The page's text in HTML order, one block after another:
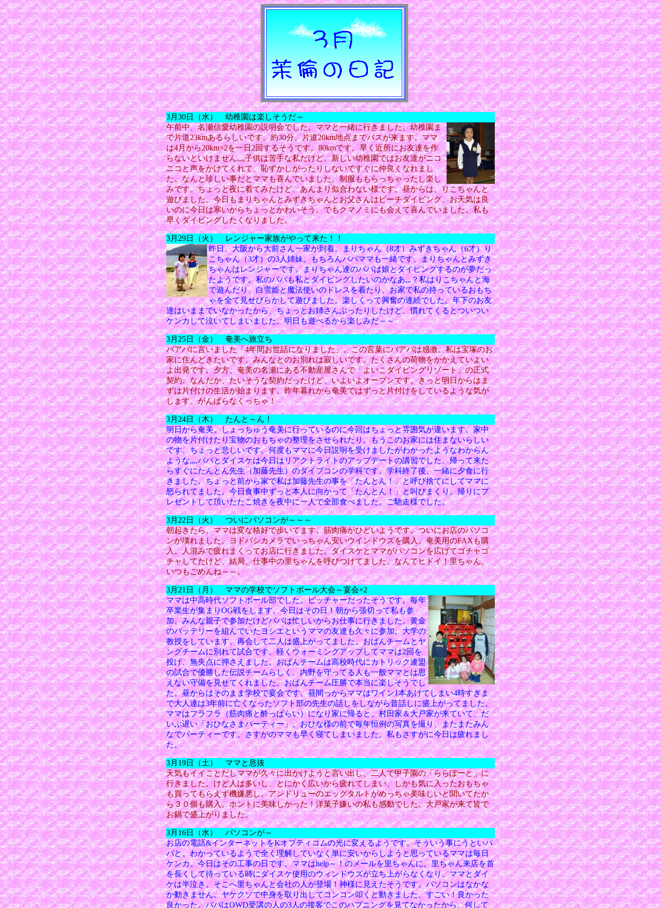
3月30日（水） 幼稚園は楽しそうだ～
午前中、名瀬信愛幼稚園の説明会でした。ママと一緒に行きました。幼稚園ま
で片道23kmあるらしいです。約30分。片道20km地点までバスが来ます。ママ
は4月から20km×2を一日2回するそうです。80kmです。早く近所にお友達を作
らないといけません,,,,子供は苦手な私だけど、新しい幼稚園ではお友達がニコ
ニコと声をかけてくれて、恥ずかしがったりしないですぐに仲良くなれまし
た。なんと珍しい事だとママも喜んでいました。制服ももらっちゃったし楽し
みです。ちょっと夜に着てみたけど、あんまり似合わない様です。昼からは、りこちゃんと
遊びました。今日もまりちゃんとみずきちゃんとお父さんはビーチダイビング。お天気は良
いのに今日は寒いからちょっとかわいそう。でもクマノミにも会えて喜んでいました。私も
早くダイビングしたくなりました。
3月29日（火） レンジャー家族がやって来た！！
昨日、大阪から大前さん一家が到着。まりちゃん（8才）みずきちゃん（6才）り
こちゃん（3才）の3人姉妹。もちろんパパママも一緒です。まりちゃんとみずき
ちゃんはレンジャーです。まりちゃん達のパパは娘とダイビングするのが夢だっ
たようです。私のパパも私とダイビングしたいのかなあ,,,？私はりこちゃんと海
で遊んだり、白雪姫と魔法使いのドレスを着たり、お家で私の持っているおもち
ゃを全て見せびらかして遊びました。楽しくって興奮の連続でした。年下のお友
達はいままでいなかったから、ちょっとお姉さんぶったりしたけど、慣れてくるとついつい
ケンカして泣いてしまいました。明日も遊べるから楽しみだ～～
3月25日（金） 奄美へ旅立ち
バアバに言いました「4年間お世話になりました」。この言葉にバアバは感激。私は宝塚のお
家に住んどきたいです。みんなとのお別れは寂しいです。たくさんの荷物をかかえていよい
よ出発です。夕方、奄美の名瀬にある不動産屋さんで「よいこダイビングリゾート」の正式
契約。なんだか、たいそうな契約だったけど、いよいよオープンです。きっと明日からはま
ずは片付けの生活が始まります。昨年暮れから奄美ではずっと片付けをしているような気が
します。がんばらなくっちゃ！
3月24日（木） たんと～ん！
明日から奄美。しょっちゅう奄美に行っているのに今回はちょっと雰囲気が違います。家中
の物を片付けたり宝物のおもちゃの整理をさせられたり。もうこのお家には住まないらしい
です。ちょっと悲しいです。何度もママに今日説明を受けましたがわかったようなわからん
ような,,,,パパとダイスケは今日はリアクトライトのアップデートの講習でした。帰って来た
らすぐにたんとん先生（加藤先生）のダイブコンの学科です。学科終了後、一緒に夕食に行
きました。ちょっと前から家で私は加藤先生の事を「たんとん！」と呼び捨てにしてママに
怒られてました。今日食事中ずっと本人に向かって「たんとん！」と叫びまくり。帰りにプ
レゼントして頂いたたこ焼きを夜中に一人で全部食べました。ご馳走様でした。
3月22日（火） ついにパソコンが～～～
朝起きたら、ママは変な格好で歩いてます。筋肉痛がひどいようです。ついにお店のパソコ
ンが壊れました。ヨドバシカメラでいっちゃん安いウインドウズを購入。奄美用のFAXも購
入。人混みで疲れまくってお店に行きました。ダイスケとママがパソコンを広げてゴチャゴ
チャしてたけど、結局、仕事中の里ちゃんを呼びつけてました。なんてヒドイ！里ちゃん、
いつもごめんね～～。
3月21日（月） ママの学校でソフトボール大会～宴会×2
ママは中高時代ソフトボール部でした。ピッチャーだったそうです。毎年
卒業生が集まりOG戦をします。今日はその日！朝から張切って私も参
加。みんな親子で参加だけどパパは忙しいからお仕事に行きました。黄金
のバッテリーを組んでいたヨシエというママの友達も久々に参加。大学の
教授をしています。再会して二人は盛上がってました。おばんチームとヤ
ングチームに別れて試合です。軽くウォーミングアップしてママは2回を
投げ、無失点に押さえました。おばんチームは高校時代にカトリック連盟
の試合で優勝した伝説チームらしく、内野を守ってる人も一般ママとは思
えない守備を見せてくれました。おばんチーム圧勝で本当に楽しそうでし
た。昼からはそのまま学校で宴会です。昼間っからママはワイン1本あけてしまい4時すぎま
で大人達は3年前に亡くなったソフト部の先生の話しをしながら昔話しに盛上がってました。
ママはフラフラ（筋肉痛と酔っぱらい）になり家に帰ると、村田家＆大戸家が来ていて、だ
いぶ遅い「おひなさまパーティー」。おひな様の前で毎年恒例の写真を撮り、またまたみん
なでパーティーです。さすがのママも早く寝てしまいました。私もさすがに今日は疲れまし
た。
3月19日（土） ママと息抜
天気もイイことだしママが久々に出かけようと言い出し、二人で甲子園の「ららぽーと」に
行きました。けど人は多いし、とにかく広いから疲れてしまい、しかも気に入ったおもちゃ
も買ってもらえず機嫌悪し。アンドリューのエッグタルトがめっちゃ美味しいと聞いてたか
ら３０個も購入。ホントに美味しかった！洋菓子嫌いの私も感動でした。大戸家が来て皆で
お鍋で盛上がりました。
3月16日（水） パソコンが～
お店の電話&インターネットをKオプティコムの光に変えるようです。そういう事にうといパ
パと、わかっているようで全く理解していなく単に安いからしようと思っているママは毎日
ケンカ。今日はその工事の日です。ママはhelp～！のメールを里ちゃんに。里ちゃん来店を首
を長くして待っている時にダイスケ使用のウィンドウズが立ち上がらなくなり、ママとダイ
ケは半泣き。そこへ里ちゃんと会社の人が登場！神様に見えたそうです。パソコンはなかな
か動きません。ヤケクソで中身を取り出してコンコン叩くと動きました。すごい！良かった
良かった。パパはOWD受講の人の3人の接客でこのハプニングを見てなかったから、何して